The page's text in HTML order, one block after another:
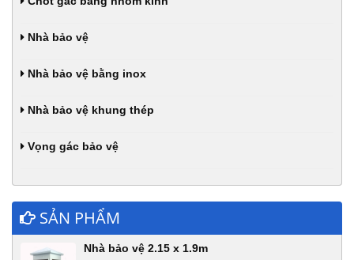
Nhà bảo vệ
Nhà bảo vệ bằng inox
Nhà bảo vệ khung thép
Vọng gác bảo vệ
SẢN PHẨM
Nhà bảo vệ 2.15 x 1.9m